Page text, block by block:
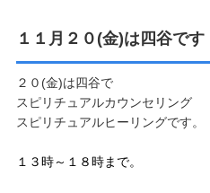
HOME
メニュー/料金
エキスパートクラス
１１月２０(金)は四谷です
２０(金)は四谷で
スピリチュアルカウンセリング
スピリチュアルヒーリングです。
１３時～１８時まで。